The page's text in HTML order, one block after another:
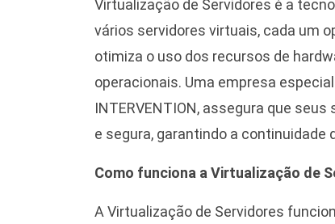
Virtualização de Servidores é a
vários servidores virtuais, cada um
otimiza o uso dos recursos de
operacionais. Uma empresa
INTERVENTION, assegura que
e segura, garantindo a continuidade
Como funciona a Virtualização de
A Virtualização de Servidores